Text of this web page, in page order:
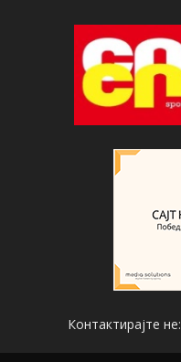
Контактирајте не: